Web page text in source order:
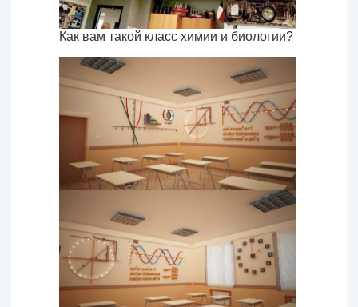
Как вам такой класс химии и биологии?